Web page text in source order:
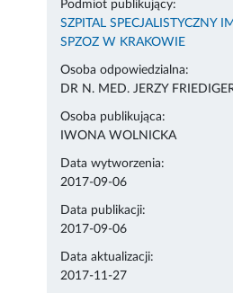
Podmiot publikujący:
SZPITAL SPECJALISTYCZNY
SPZOZ W KRAKOWIE
Osoba odpowiedzialna:
DR N. MED. JERZY
Osoba publikująca:
IWONA WOLNICKA
Data wytworzenia:
2017-09-06
Data publikacji:
2017-09-06
Data aktualizacji:
2017-11-27